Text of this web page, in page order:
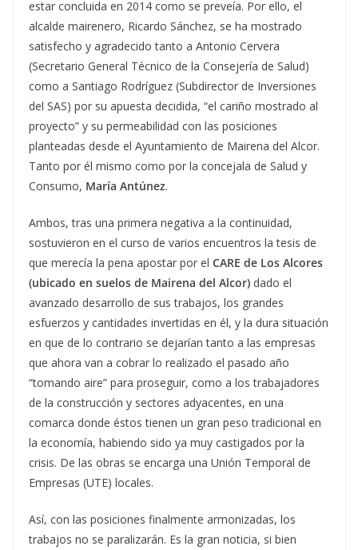
estar concluida en 2014 como se preveía. Por ello, el
alcalde mairenero, Ricardo Sánchez, se ha mostrado
satisfecho y agradecido tanto a Antonio Cervera
(Secretario General Técnico de la Consejería de Salud)
como a Santiago Rodríguez (Subdirector de Inversiones
del SAS) por su apuesta decidida, “el cariño mostrado al
proyecto” y su permeabilidad con las posiciones
planteadas desde el Ayuntamiento de Mairena del Alcor.
Tanto por él mismo como por la concejala de Salud y
Consumo, María Antúnez.
Ambos, tras una primera negativa a la continuidad,
sostuvieron en el curso de varios encuentros la tesis de
que merecía la pena apostar por el CARE de Los Alcores
(ubicado en suelos de Mairena del Alcor) dado el
avanzado desarrollo de sus trabajos, los grandes
esfuerzos y cantidades invertidas en él, y la dura situación
en que de lo contrario se dejarían tanto a las empresas
que ahora van a cobrar lo realizado el pasado año
“tomando aire” para proseguir, como a los trabajadores
de la construcción y sectores adyacentes, en una
comarca donde éstos tienen un gran peso tradicional en
la economía, habiendo sido ya muy castigados por la
crisis. De las obras se encarga una Unión Temporal de
Empresas (UTE) locales.
Así, con las posiciones finalmente armonizadas, los
trabajos no se paralizarán. Es la gran noticia, si bien